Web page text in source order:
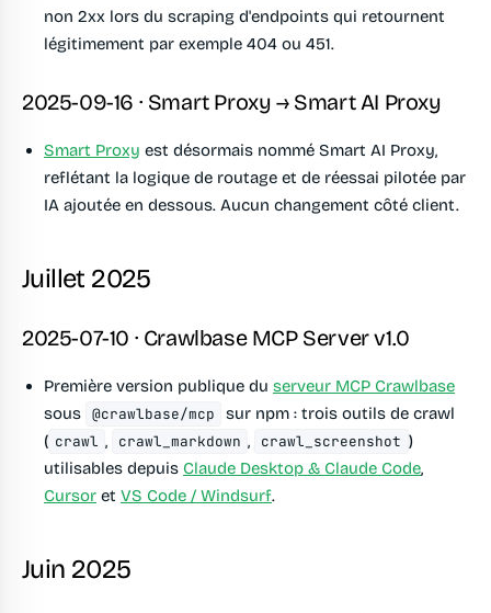
non 2xx lors du scraping d'endpoints qui retournent
légitimement par exemple 404 ou 451.
2025-09-16 · Smart Proxy → Smart AI Proxy
Smart Proxy est désormais nommé Smart AI Proxy,
reflétant la logique de routage et de réessai pilotée par
IA ajoutée en dessous. Aucun changement côté client.
Juillet 2025
2025-07-10 · Crawlbase MCP Server v1.0
Première version publique du serveur MCP Crawlbase
sous @crawlbase/mcp
sur npm : trois outils de crawl
( crawl , crawl_markdown , crawl_screenshot )
utilisables depuis Claude Desktop & Claude Code,
Cursor et VS Code / Windsurf.
Juin 2025